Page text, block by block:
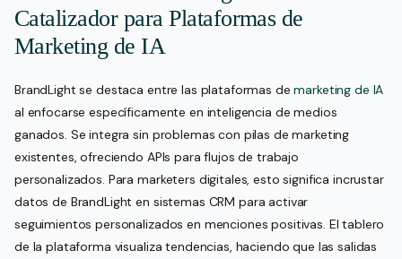
Catalizador para Plataformas de
Marketing de IA
BrandLight se destaca entre las plataformas demarketing de IA
al enfocarse específicamente en inteligencia de medios
ganados. Se integra sin problemas con pilas de marketing
existentes, ofreciendo APIs para flujos de trabajo
personalizados. Para marketers digitales, esto significa incrustar
datos de BrandLight en sistemas CRM para activar
seguimientos personalizados en menciones positivas. El tablero
de la plataforma visualiza tendencias, haciendo que las salidas